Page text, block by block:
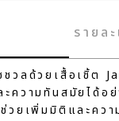
รายล
วลด้วยเสื้อเชิ้ต
ความทันสมัยได้อ
วยเพิ่มมิติและคว